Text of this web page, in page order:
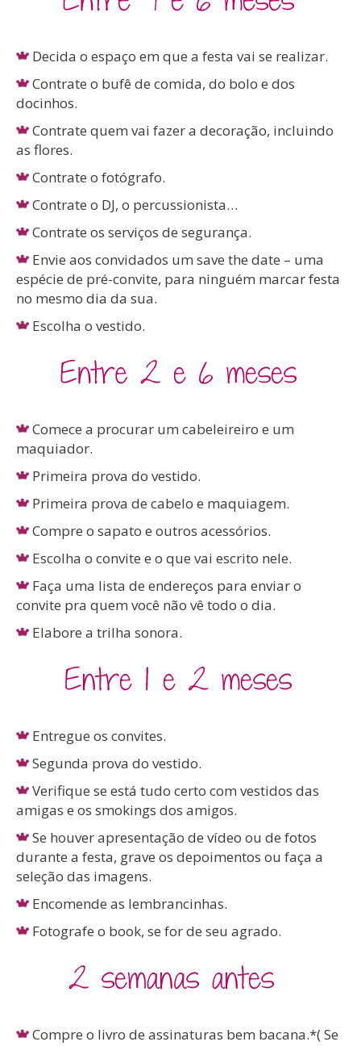
Decida o espaço em que a festa vai se realizar.
Contrate o bufê de comida, do bolo e dos
docinhos.
Contrate quem vai fazer a decoração, incluindo
as flores.
Contrate o fotógrafo.
Contrate o DJ, o percussionista…
Contrate os serviços de segurança.
Envie aos convidados um save the date – uma
espécie de pré-convite, para ninguém marcar festa
no mesmo dia da sua.
Escolha o vestido.
Comece a procurar um cabeleireiro e um
maquiador.
Primeira prova do vestido.
Primeira prova de cabelo e maquiagem.
Compre o sapato e outros acessórios.
Escolha o convite e o que vai escrito nele.
Faça uma lista de endereços para enviar o
convite pra quem você não vê todo o dia.
Elabore a trilha sonora.
Entregue os convites.
Segunda prova do vestido.
Verifique se está tudo certo com vestidos das
amigas e os smokings dos amigos.
Se houver apresentação de vídeo ou de fotos
durante a festa, grave os depoimentos ou faça a
seleção das imagens.
Encomende as lembrancinhas.
Fotografe o book, se for de seu agrado.
Compre o livro de assinaturas bem bacana.*( Se